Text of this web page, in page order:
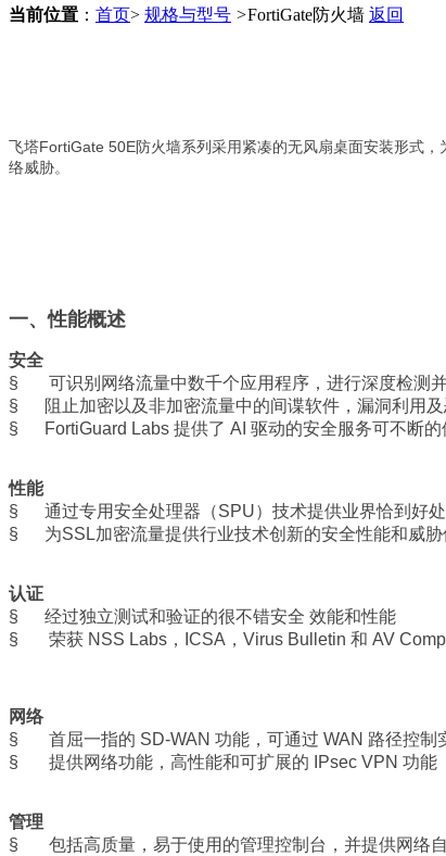
当前位置 ： 首页> 规格与型号 >FortiGate防火墙 返回
飞塔FortiGate 50E防火墙系列采用紧凑的无风扇桌面安装形式
络威胁。
一、性能概述
安全
§ 可识别网络流量中数千个应用程序，进行深度检测
§ 阻止加密以及非加密流量中的间谍软件，漏洞利用及
§ FortiGuard Labs 提供了 AI 驱动的安全服务可不断的
性能
§ 通过专用安全处理器（SPU）技术提供业界恰到好
§ 为SSL加密流量提供行业技术创新的安全性能和威胁
认证
§ 经过独立测试和验证的很不错安全 效能和性能
§ 荣获 NSS Labs，ICSA，Virus Bulletin 和 AV
网络
§ 首屈一指的 SD-WAN 功能，可通过 WAN 路径控制
§ 提供网络功能，高性能和可扩展的 IPsec VPN 功能
管理
§ 包括高质量，易于使用的管理控制台，并提供网络